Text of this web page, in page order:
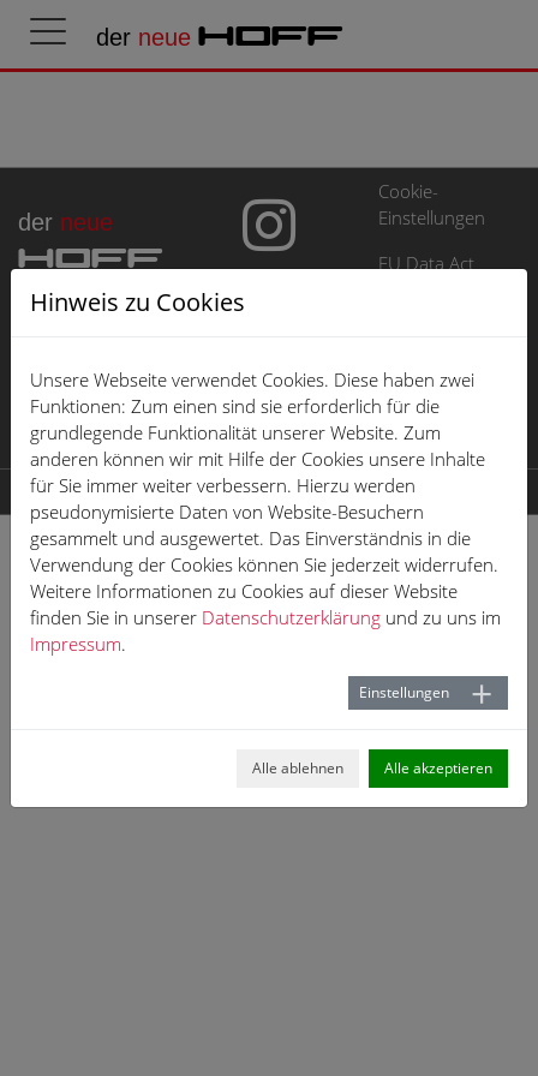
der neue HOFF
der neue
HOFF
Cookie-
Einstellungen
EU Data Act
Öffnungszeiten
Karriere
© 2026 der neue HOFF
Hinweis zu Cookies
Unsere Webseite verwendet Cookies. Diese haben zwei
Funktionen: Zum einen sind sie erforderlich für die
grundlegende Funktionalität unserer Website. Zum
anderen können wir mit Hilfe der Cookies unsere Inhalte
für Sie immer weiter verbessern. Hierzu werden
pseudonymisierte Daten von Website-Besuchern
gesammelt und ausgewertet. Das Einverständnis in die
Verwendung der Cookies können Sie jederzeit widerrufen.
Weitere Informationen zu Cookies auf dieser Website
finden Sie in unserer Datenschutzerklärung und zu uns im
Impressum.
Einstellungen
Alle ablehnen Alle akzeptieren